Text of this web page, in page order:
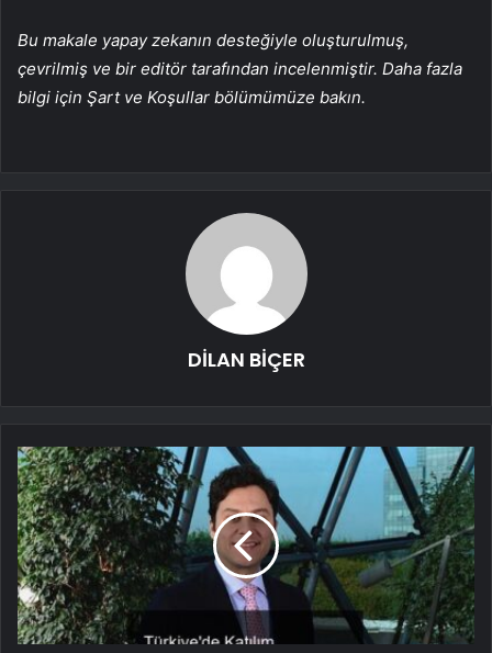
Bu makale yapay zekanın desteğiyle oluşturulmuş,
çevrilmiş ve bir editör tarafından incelenmiştir. Daha fazla
bilgi için Şart ve Koşullar bölümümüze bakın.
DİLAN BİÇER